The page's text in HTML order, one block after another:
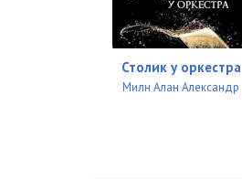
Столик у оркестра
Милн Алан Александр